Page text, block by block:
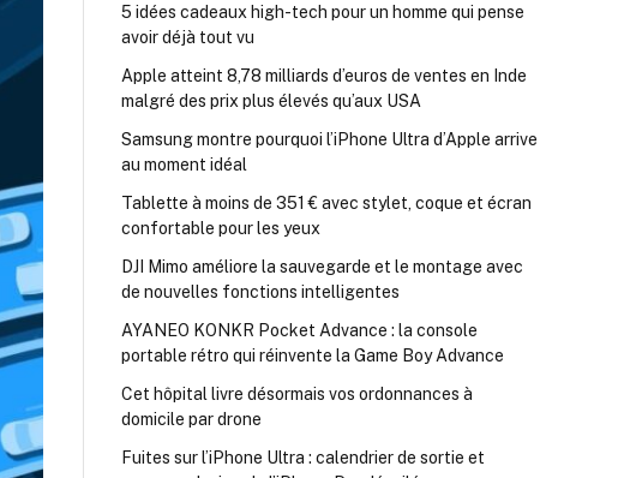
5 idées cadeaux high-tech pour un homme qui pense
avoir déjà tout vu
Apple atteint 8,78 milliards d’euros de ventes en Inde
malgré des prix plus élevés qu’aux USA
Samsung montre pourquoi l’iPhone Ultra d’Apple arrive
au moment idéal
Tablette à moins de 351 € avec stylet, coque et écran
confortable pour les yeux
DJI Mimo améliore la sauvegarde et le montage avec
de nouvelles fonctions intelligentes
AYANEO KONKR Pocket Advance : la console
portable rétro qui réinvente la Game Boy Advance
Cet hôpital livre désormais vos ordonnances à
domicile par drone
Fuites sur l’iPhone Ultra : calendrier de sortie et